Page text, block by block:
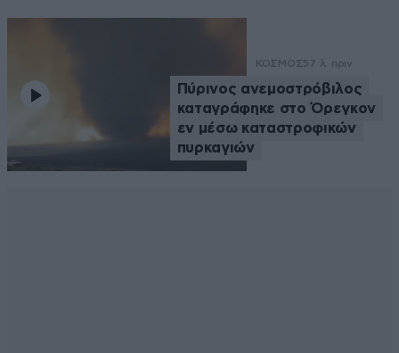
ΚΟΣΜΟΣ57 λ. πριν
Πύρινος ανεμοστρόβιλος
καταγράφηκε στο Όρεγκον
εν μέσω καταστροφικών
πυρκαγιών